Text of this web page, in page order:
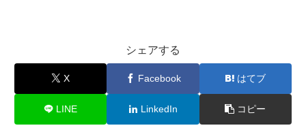
シェアする
X Facebook はてブ
LINE LinkedIn コピー